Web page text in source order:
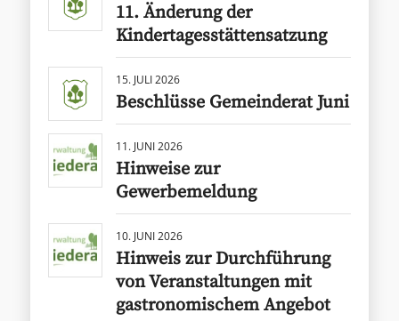
11. Änderung der
Kindertagesstättensatzung
15. JULI 2026
Beschlüsse Gemeinderat Juni
11. JUNI 2026
Hinweise zur
Gewerbemeldung
10. JUNI 2026
Hinweis zur Durchführung
von Veranstaltungen mit
gastronomischem Angebot